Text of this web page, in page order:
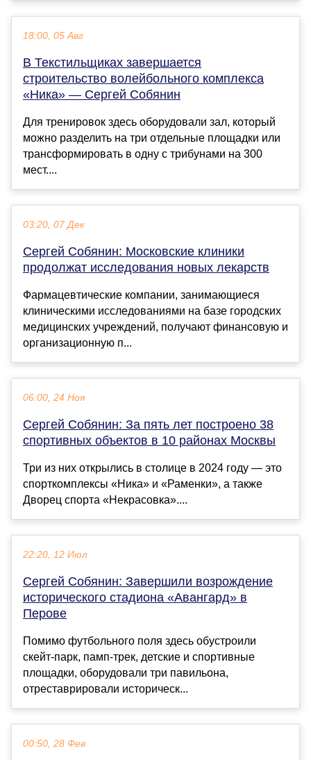
18:00, 05 Авг
В Текстильщиках завершается
строительство волейбольного комплекса
«Ника» — Сергей Собянин
Для тренировок здесь оборудовали зал, который
можно разделить на три отдельные площадки или
трансформировать в одну с трибунами на 300
мест....
03:20, 07 Дек
Сергей Собянин: Московские клиники
продолжат исследования новых лекарств
Фармацевтические компании, занимающиеся
клиническими исследованиями на базе городских
медицинских учреждений, получают финансовую и
организационную п...
06:00, 24 Ноя
Сергей Собянин: За пять лет построено 38
спортивных объектов в 10 районах Москвы
Три из них открылись в столице в 2024 году — это
спорткомплексы «Ника» и «Раменки», а также
Дворец спорта «Некрасовка»....
22:20, 12 Июл
Сергей Собянин: Завершили возрождение
исторического стадиона «Авангард» в
Перове
Помимо футбольного поля здесь обустроили
скейт-парк, памп-трек, детские и спортивные
площадки, оборудовали три павильона,
отреставрировали историческ...
00:50, 28 Фев